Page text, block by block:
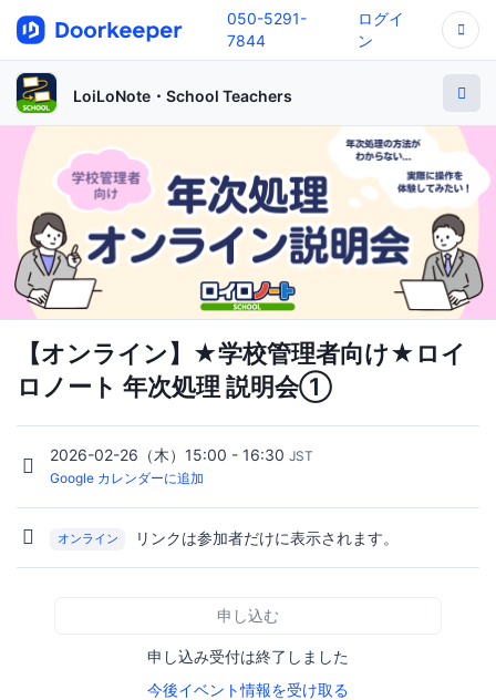
050-5291-
7844
ログイ
ン
LoiLoNote・School Teachers
【オンライン】★学校管理者向け★ロイ
ロノート 年次処理 説明会①
2026-02-26（木）15:00 - 16:30 JST
Google カレンダーに追加
オンライン リンクは参加者だけに表示されます。
申し込む
申し込み受付は終了しました
今後イベント情報を受け取る